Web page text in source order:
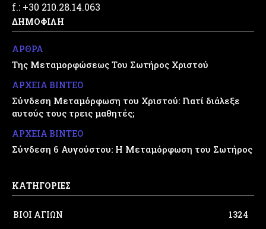
f.: +30 210.28.14.063
ΔΗΜΟΦΙΛΗ
ΑΡΘΡΑ
Της Μεταμορφώσεως Του Σωτήρος Χριστού
ΑΡΧΕΙΑ ΒΙΝΤΕΟ
Σύνδεση Μεταμόρφωση του Χριστού: Γιατί διάλεξε
αυτούς τους τρεις μαθητές;
ΑΡΧΕΙΑ ΒΙΝΤΕΟ
Σύνδεση 6 Αυγούστου: Η Μεταμόρφωση του Σωτήρος
ΚΑΤΗΓΟΡΙΕΣ
ΒΙΟΙ ΑΓΙΩΝ
1324